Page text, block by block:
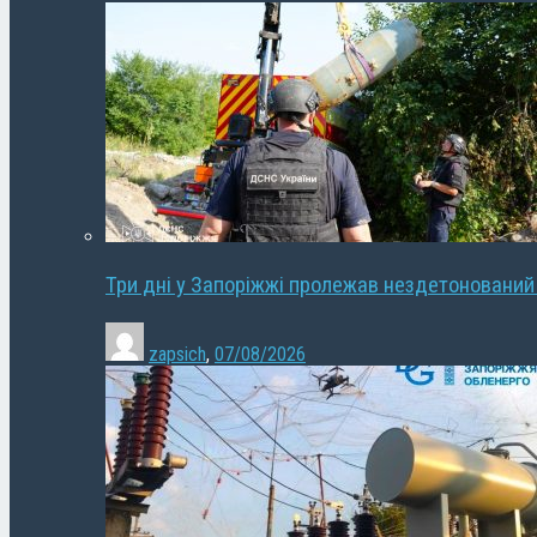
Три дні у Запоріжжі пролежав
zapsich, 07/08/2026